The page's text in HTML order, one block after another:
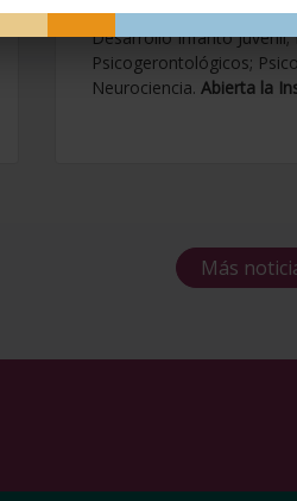
Contemporáneas;
Desarrollo Infanto Juvenil;
Psicogerontológicos;
Neurociencia. Abierta la
Más